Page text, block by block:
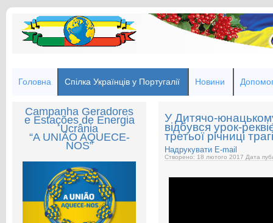
Головна Спілка Українців у Португалії Новини
Campanha Geradores
e Estações de Energia
Ucrânia
“A UNIÃO AQUECE-
NOS”
У Дитячо-
відбувся урок-
третьої річниці
Надрукувати E-mail
Створено: 18 лютого 2017 Дата